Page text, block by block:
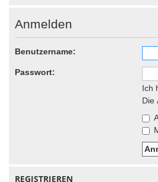
Anmelden
Benutzername:
Passwort:
Ich
Die
REGISTRIEREN